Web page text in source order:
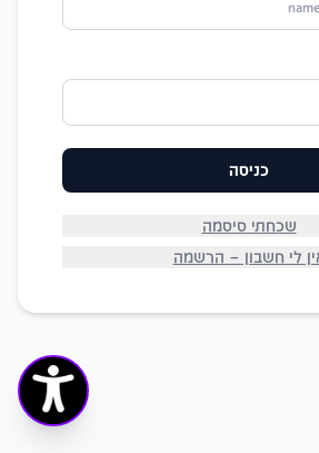
כניסה
שכחתי סיסמה
לי חשבון — הרשמה